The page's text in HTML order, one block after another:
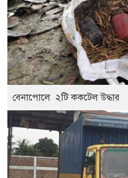
বেনাপোলে ২টি ককটেল উদ্ধার